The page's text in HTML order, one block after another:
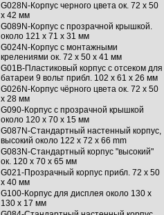
G028N-Корпус черного цвета ок. 72 х 50
х 42 мм
G089N-Корпус с прозрачной крышкой.
около 121 х 71 х 31 мм
G024N-Корпус с монтажными
крелениями ок. 72 х 50 х 41 мм
G01B-Пластиковый корпус с отсеком для
батареи 9 вольт прибл. 102 х 61 х 26 мм
G026N-Корпус чёрного цвета ок. 72 х 50
х 28 мм
G090-Корпус с прозрачной крышкой
около 120 х 70 х 15 мм
G087N-Стандартный настенный корпус,
высокий около 122 x 72 x 66 mm
G083N-Стандартный корпус "высокий"
ок. 120 х 70 х 65 мм
G021-Прозрачный корпус прибл. 72 х 50
х 40 мм
G100-Корпус для дисплея около 130 х
130 х 17 мм